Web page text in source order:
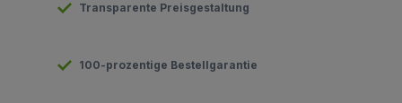
Transparente Preisgestaltung
100-prozentige Bestellgarantie